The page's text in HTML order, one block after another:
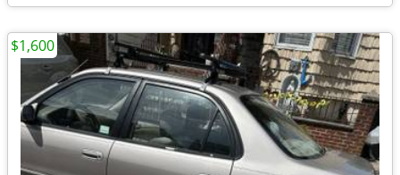
$1,600